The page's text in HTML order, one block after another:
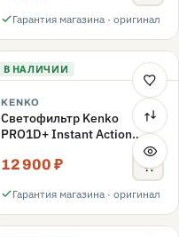
Гарантия магазина · оригинал
В НАЛИЧИИ
KENKO
Светофильтр Kenko
PRO1D+ Instant Action
Variable NDX3-450+C-PL
переменной плотности
12 900 ₽
Гарантия магазина · оригинал